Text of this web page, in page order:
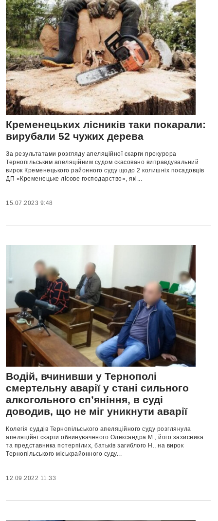
Кременецьких лісників таки покарали:
вирубали 52 чужих дерева
За результатами розгляду апеляційної скарги прокурора
Тернопільським апеляційним судом скасовано виправдувальний
вирок Кременецького районного суду щодо 2 колишніх посадовців
ДП «Кременецьке лісове господарство», які...
15.07.2023 9:48
Водій, вчинивши у Тернополі
смертельну аварії у стані сильного
алкогольного сп’яніння, в суді
доводив, що не міг уникнути аварії
Колегія суддів Тернопільського апеляційного суду розглянула
апеляційні скарги обвинуваченого Олександра М., його захисника
та представника потерпілих, батьків загиблого Н., на вирок
Тернопільського міськрайонного суду...
12.09.2022 11:33